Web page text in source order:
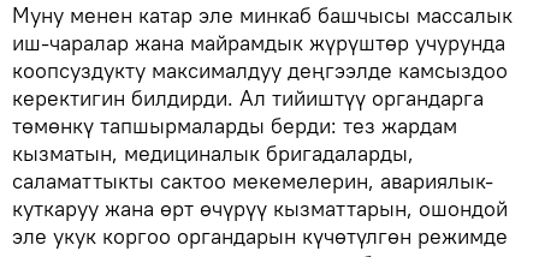
Муну менен катар эле минкаб башчысы массалык
иш-чаралар жана майрамдык жүрүштөр учурунда
коопсуздукту максималдуу деңгээлде камсыздоо
керектигин билдирди. Ал тийиштүү органдарга
төмөнкү тапшырмаларды берди: тез жардам
кызматын, медициналык бригадаларды,
саламаттыкты сактоо мекемелерин, авариялык-
куткаруу жана өрт өчүрүү кызматтарын, ошондой
эле укук коргоо органдарын күчөтүлгөн режимде